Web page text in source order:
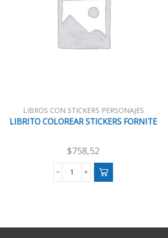
LIBROS CON STICKERS PERSONAJES
LIBRITO COLOREAR STICKERS FORNITE
$758,52
LIBRITO